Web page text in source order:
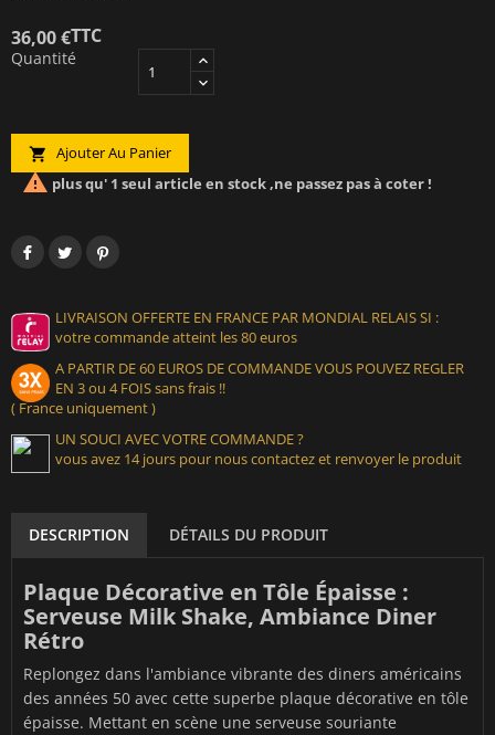
36,00 €TTC
Quantité
 Ajouter Au Panier
 plus qu' 1 seul article en stock ,ne passez pas à coter !
LIVRAISON OFFERTE EN FRANCE PAR MONDIAL RELAIS SI :
votre commande atteint les 80 euros
A PARTIR DE 60 EUROS DE COMMANDE VOUS POUVEZ REGLER
EN 3 ou 4 FOIS sans frais !!
( France uniquement )
UN SOUCI AVEC VOTRE COMMANDE ?
vous avez 14 jours pour nous contactez et renvoyer le produit
DESCRIPTION DÉTAILS DU PRODUIT
Plaque Décorative en Tôle Épaisse :
Serveuse Milk Shake, Ambiance Diner
Rétro
Replongez dans l'ambiance vibrante des diners américains
des années 50 avec cette superbe plaque décorative en tôle
épaisse. Mettant en scène une serveuse souriante